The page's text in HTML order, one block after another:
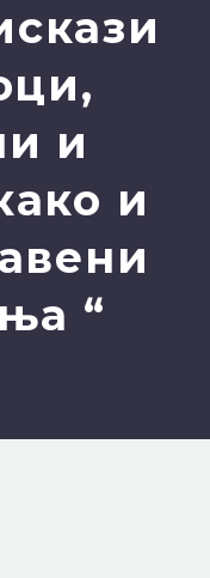
и
и
“